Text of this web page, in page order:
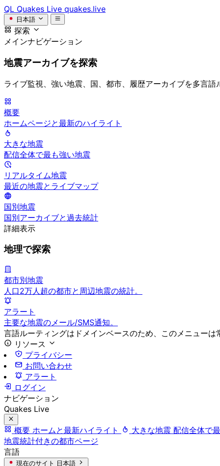
QL Quakes Live quakes.live
日本語
探索
メインナビゲーション
地震アーカイブを探索
ライブ監視、強い地震、国、都市、履歴アーカイブを多言語
概要
ホームページと最新のハイライト
大きな地震
配信全体で最も強い地震
リアルタイム地震
最近の地震とライブマップ
国別地震
国別アーカイブと過去統計
詳細表示
地理で探索
都市別地震
人口2万人超の都市と周辺地震の統計。
アラート
主要な地震のメール/SMS通知。
言語ルーティングはドメインベースのため、このメニューは
リソース
プライバシー
お問い合わせ
アラート
ログイン
ナビゲーション
Quakes Live
概要 ホームと最新ハイライト 大きな地震 配信全体で
地震統計付きの都市ページ
言語
現在のサイト 日本語